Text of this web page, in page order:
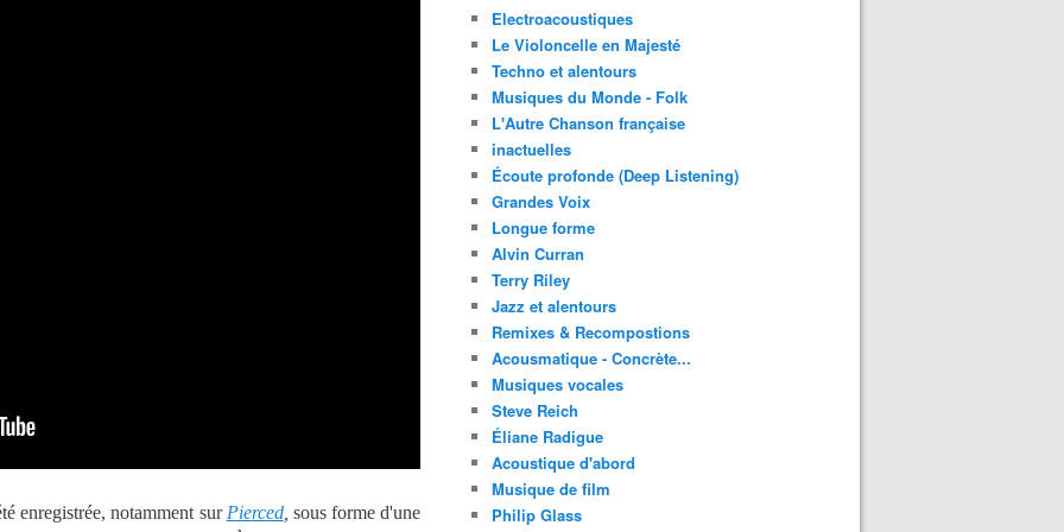
enregistrée, notamment sur Pierced, sous forme d'une
Electroacoustiques
Le Violoncelle en Majesté
Techno et alentours
Musiques du Monde - Folk
L'Autre Chanson française
inactuelles
Écoute profonde (Deep Listening)
Grandes Voix
Longue forme
Alvin Curran
Terry Riley
Jazz et alentours
Remixes & Recompostions
Acousmatique - Concrète...
Musiques vocales
Steve Reich
Éliane Radigue
Acoustique d'abord
Musique de film
Philip Glass